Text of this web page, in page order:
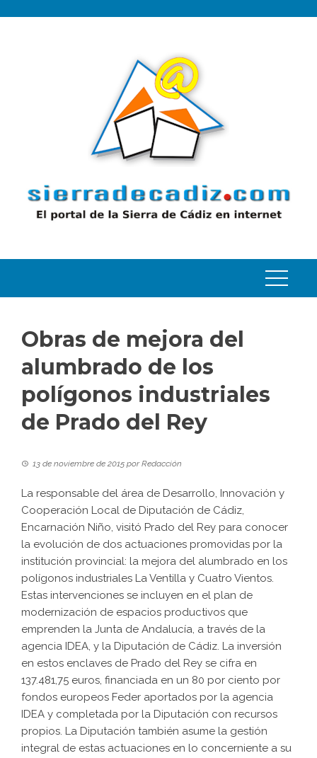
Obras de mejora del
alumbrado de los
polígonos industriales
de Prado del Rey
13 de noviembre de 2015 porRedacción
La responsable del área de Desarrollo, Innovación y
Cooperación Local de Diputación de Cádiz,
Encarnación Niño, visitó Prado del Rey para conocer
la evolución de dos actuaciones promovidas por la
institución provincial: la mejora del alumbrado en los
polígonos industriales La Ventilla y Cuatro Vientos.
Estas intervenciones se incluyen en el plan de
modernización de espacios productivos que
emprenden la Junta de Andalucía, a través de la
agencia IDEA, y la Diputación de Cádiz. La inversión
en estos enclaves de Prado del Rey se cifra en
137.481,75 euros, financiada en un 80 por ciento por
fondos europeos Feder aportados por la agencia
IDEA y completada por la Diputación con recursos
propios. La Diputación también asume la gestión
integral de estas actuaciones en lo concerniente a su